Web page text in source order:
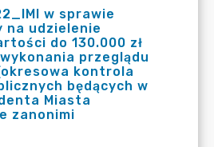
w sprawie
na udzielenie
do 130.000 zł
przeglądu
kontrola
będących w
Miasta
zanonimi